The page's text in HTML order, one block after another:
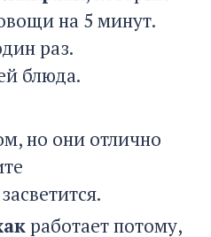
на 5 минут.
раз.
блюда.
но они отлично
работает потому,